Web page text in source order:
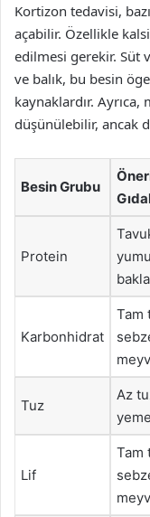
Kortizon tedavisi,
açabilir. Özellikle
edilmesi gerekir. Süt
ve balık, bu besin
kaynaklardır.
düşünülebilir, ancak
Besin Grubu
Protein
Karbonhidrat
Tam
Tuz
Az
Lif
Tam